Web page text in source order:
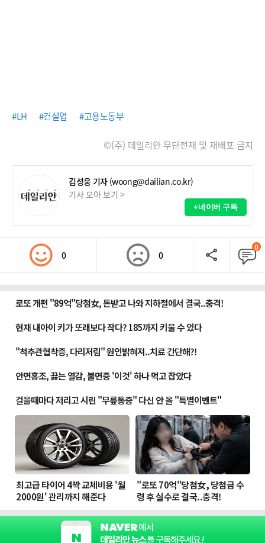
#LH #건설업 #고용노동부
©(주) 데일리안 무단전재 및 재배포 금지
김성웅 기자 (woong@dailian.co.kr)
기사 모아 보기 >
+네이버 구독
0 0
0